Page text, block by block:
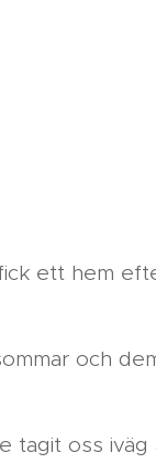
ett hem
och
tagit oss iväg